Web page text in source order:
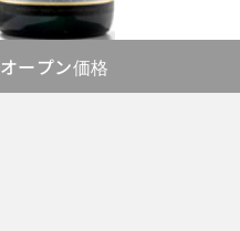
オープン価格